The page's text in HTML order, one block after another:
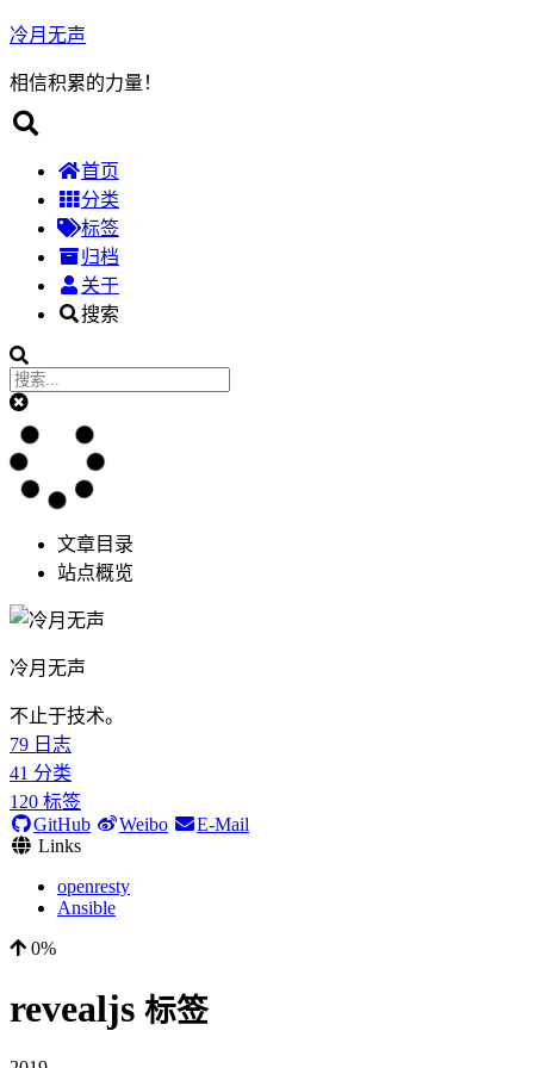
冷月无声
相信积累的力量！
首页
分类
标签
归档
关于
搜索
文章目录
站点概览
冷月无声
不止于技术。
79 日志
41 分类
120 标签
GitHub
Weibo
E-Mail
Links
openresty
Ansible
0%
revealjs 标签